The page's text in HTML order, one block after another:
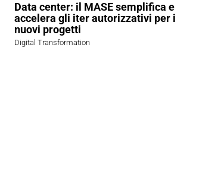
Data center: il MASE semplifica e
accelera gli iter autorizzativi per i
nuovi progetti
Digital Transformation